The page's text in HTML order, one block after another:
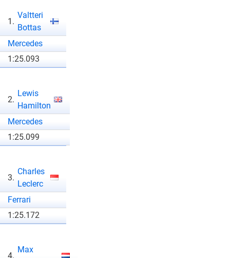
1.
Valtteri
Bottas
Mercedes
1:25.093
2.
Lewis
Hamilton
Mercedes
1:25.099
3.
Charles
Leclerc
Ferrari
1:25.172
4.
Max